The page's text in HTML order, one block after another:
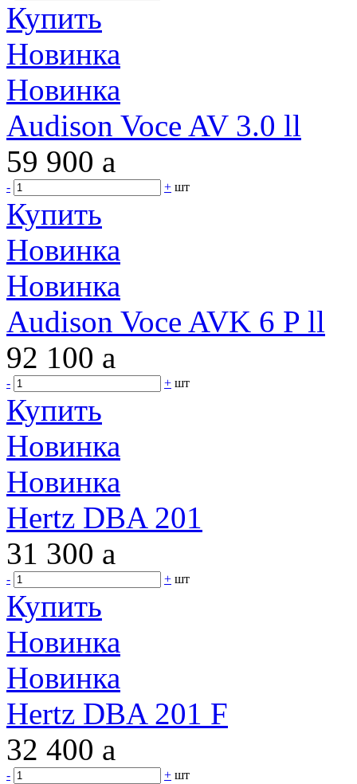
Купить
Новинка
Новинка
Audison Voce AV 3.0 ll
59 900 a
- + шт
Купить
Новинка
Новинка
Audison Voce AVK 6 P ll
92 100 a
- + шт
Купить
Новинка
Новинка
Hertz DBA 201
31 300 a
- + шт
Купить
Новинка
Новинка
Hertz DBA 201 F
32 400 a
- + шт